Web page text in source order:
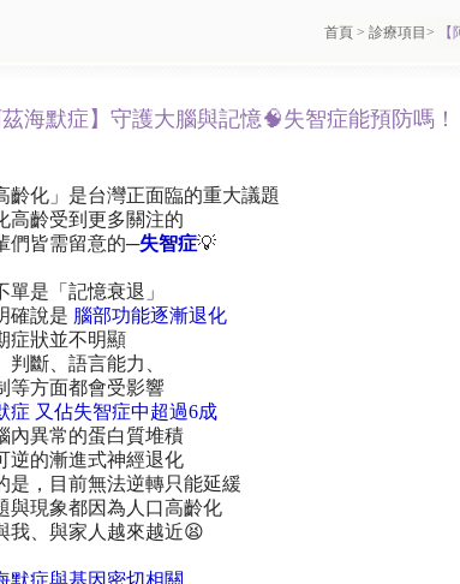
首頁 > 診療項目 > 【
茲海默症】守護大腦與記憶🧠失智症能預防嗎
齡化」是台灣正面臨的重大議題
高齡受到更多關注的
們皆需留意的─失智症💡
單是「記憶衰退」
確說是 腦部功能逐漸退化
症狀並不明顯
判斷、語言能力、
等方面都會受影響
症 又佔失智症中超過6成
內異常的蛋白質堆積
逆的漸進式神經退化
是，目前無法逆轉只能延緩
與現象都因為人口高齡化
我、與家人越來越近😫